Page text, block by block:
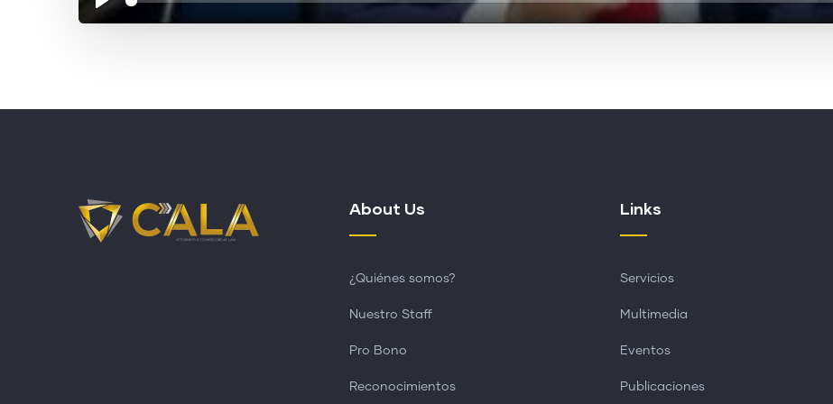
About Us
¿Quiénes somos?
Nuestro Staff
Pro Bono
Reconocimientos
Links
Servicios
Multimedia
Eventos
Publicaciones